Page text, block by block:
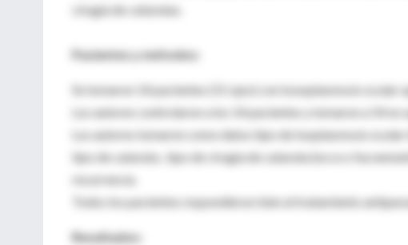
cirugía de cataratas.
Pacientes y métodos:
Se tomaron 14 pacientes (15 ojos) con toxoplasmosis ocular
Los autores controlaron a los 14 pacientes y tomaron a 54 no
Los autores tomaron como datos tipo de txoplasmosis
tipo de catarata , tipo de cirugía de catarata (ecce o
recurrencia.
Todos los pacientes respondieron bien al tratamiento
Resultados: